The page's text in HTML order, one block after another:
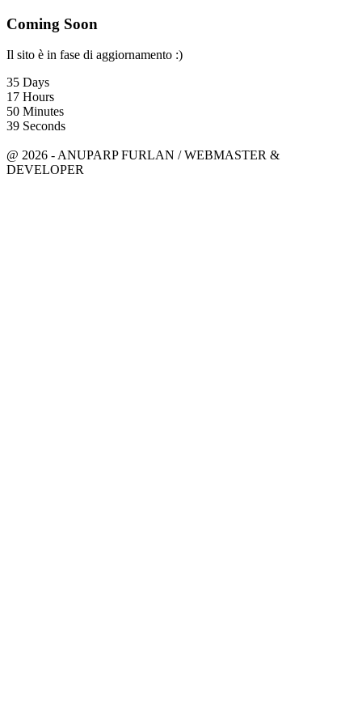
Coming Soon
Il sito è in fase di aggiornamento :)
35 Days
17 Hours
50 Minutes
39 Seconds
@ 2026 - ANUPARP FURLAN / WEBMASTER &
DEVELOPER